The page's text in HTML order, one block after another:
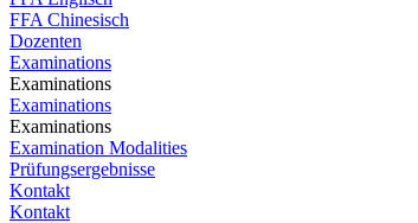
FFA Chinesisch
Dozenten
Examinations
Examinations
Examinations
Examinations
Examination Modalities
Prüfungsergebnisse
Kontakt
Kontakt